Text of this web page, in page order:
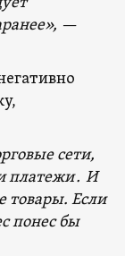
—
сети,
платежи․ И
товары. Если
понес бы